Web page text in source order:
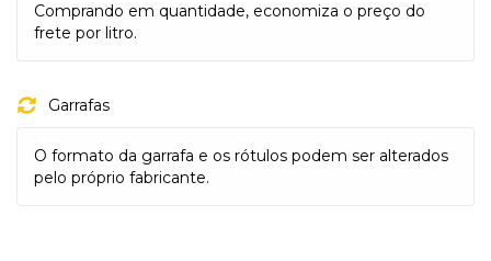
Comprando em quantidade, economiza o preço do
frete por litro.
Garrafas
O formato da garrafa e os rótulos podem ser alterados
pelo próprio fabricante.